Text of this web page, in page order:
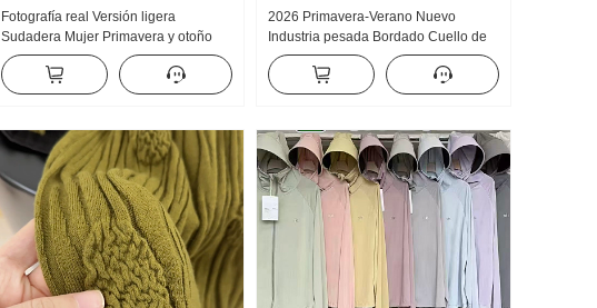
Fotografía real Versión ligera
Sudadera Mujer Primavera y otoño
Nuevo Han Serie Dos piezas falsas
Holgado Espina Bordado Rayas
Cuello polo Top
2026 Primavera-Verano Nuevo
Industria pesada Bordado Cuello de
muñeca Camisa para mujer Estilo
francés Retro Protección solar
Cárdigan